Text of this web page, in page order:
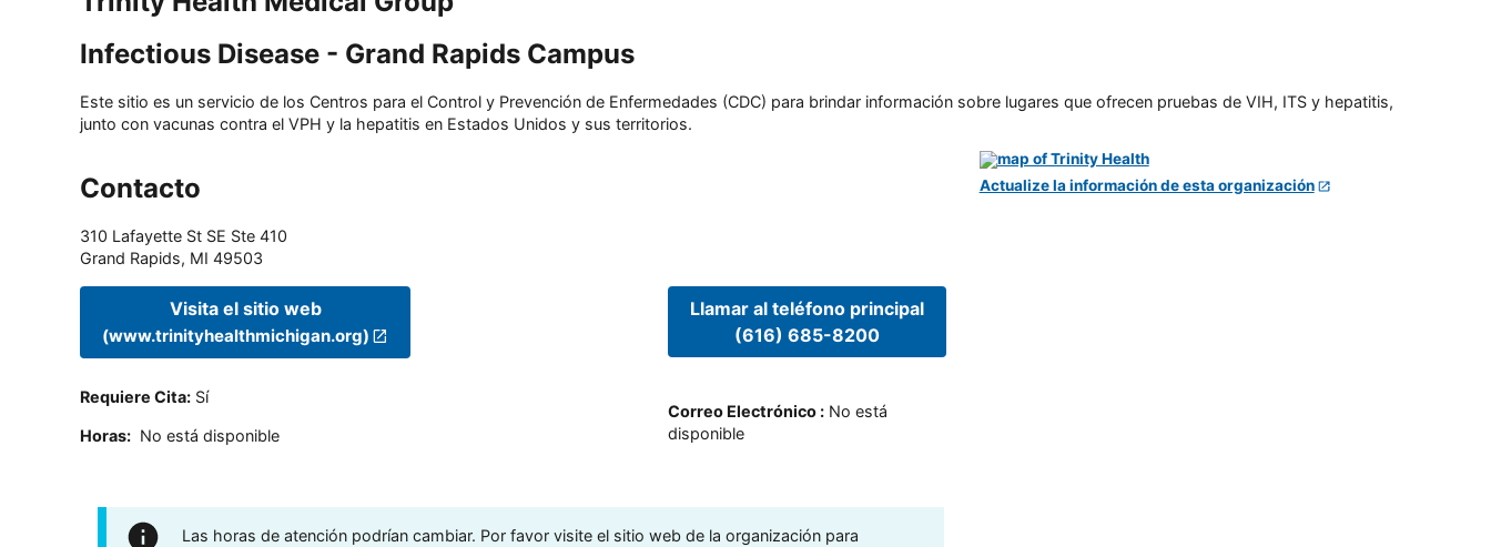
Infectious Disease - Grand Rapids Campus
Este sitio es un servicio de los Centros para el Control y Prevención de Enfermedades (CDC) para brindar información sobre lugares que ofrecen pruebas de VIH, ITS y hepatitis,
junto con vacunas contra el VPH y la hepatitis en Estados Unidos y sus territorios.
Contacto
310 Lafayette St SE Ste 410
Grand Rapids, MI 49503
Visita el sitio web
(www.trinityhealthmichigan.org)
Requiere Cita: Sí
Horas: No está disponible
Llamar al teléfono principal
(616) 685-8200
Correo Electrónico: No está
disponible
Las horas de atención podrían cambiar. Por favor visite el sitio web de la organización para
Actualize la información de esta organización